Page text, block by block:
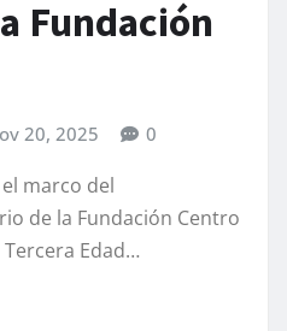
Fundación
20, 2025 0
marco del
de la Fundación Centro
Edad…